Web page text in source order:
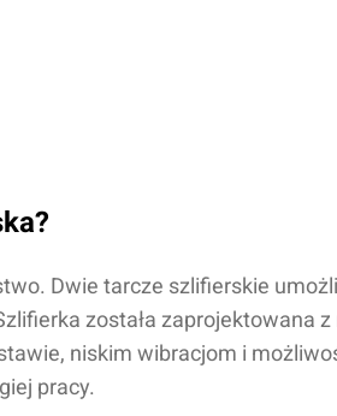
Dwie tarcze szlifierskie
została zaprojektowana z
niskim wibracjom i
pracy.